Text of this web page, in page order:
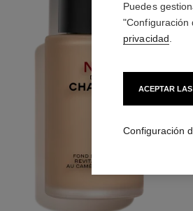
MAQUILLAJE REVITALIZANTE - Vista
MAQUILLAJE REVITALIZANTE - Vista
MAQUILLAJE REVITALIZANTE - Vista
MAQUILLAJE REVITALIZANTE -
MAQUILLAJE REVITALIZANTE -
Puedes
"Configuración
privacidad
ACEPTAR
Configuración